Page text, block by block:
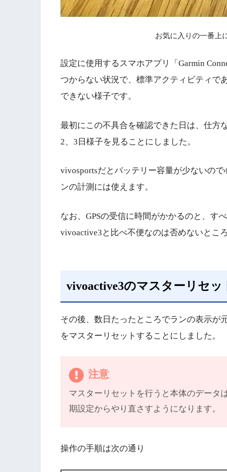
お気に入りの一番上
設定に使用するスマホアプリ「Garmin
つからない状況で、標準アクティビティで
できない様子です。
最初にこの不具合を確認できた日は、仕方
2、3日様子を見ることにしました。
vivosportsだとバッテリー容量が少ないの
ンの計測には使えます。
なお、GPSの受信に時間がかかるのと、す
vivoactive3と比べ不便なのは否めないところ
vivoactive3のマスターリセッ
その後、数日たったところでランの表示が
をマスターリセットすることにしました。
注意
マスターリセットを行うと本体のデータ
期設定からやり直さすようになります。
操作の手順は次の通り